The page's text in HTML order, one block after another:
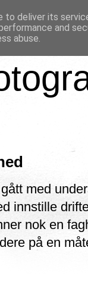
med
innstille
nok en
på en
deliver its
and
abuse.